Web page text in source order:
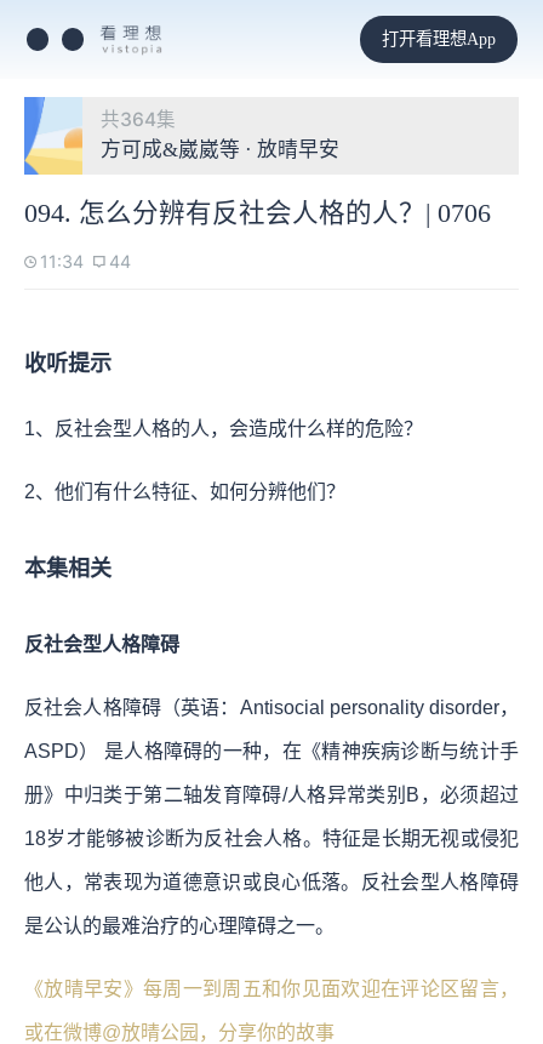
打开看理想App
共364集
方可成&崴崴等 · 放晴早安
094. 怎么分辨有反社会人格的人？| 0706
11:34 44
收听提示
1、反社会型人格的人，会造成什么样的危险？
2、他们有什么特征、如何分辨他们？
本集相关
反社会型人格障碍
反社会人格障碍（英语：Antisocial personality disorder，
ASPD） 是人格障碍的一种，在《精神疾病诊断与统计手
册》中归类于第二轴发育障碍/人格异常类别B，必须超过
18岁才能够被诊断为反社会人格。特征是长期无视或侵犯
他人，常表现为道德意识或良心低落。反社会型人格障碍
是公认的最难治疗的心理障碍之一。
《放晴早安》每周一到周五和你见面欢迎在评论区留言，
或在微博@放晴公园，分享你的故事